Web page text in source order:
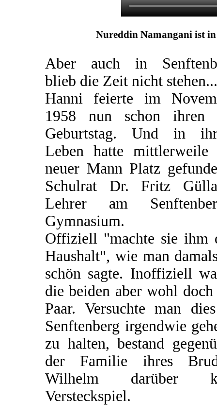
Nureddin Namangani ist in
Aber auch in
blieb die Zeit nicht stehen...
Hanni feierte im
1958 nun schon ihren
Geburtstag. Und in
Leben hatte mittlerweile
neuer Mann Platz
Schulrat Dr. Fritz
Lehrer am
Gymnasium.
Offiziell "machte sie ihm
Haushalt", wie man
schön sagte. Inoffiziell
die beiden aber wohl
Paar. Versuchte man
Senftenberg irgendwie
zu halten, bestand
der Familie ihres
Wilhelm darüber
Versteckspiel.